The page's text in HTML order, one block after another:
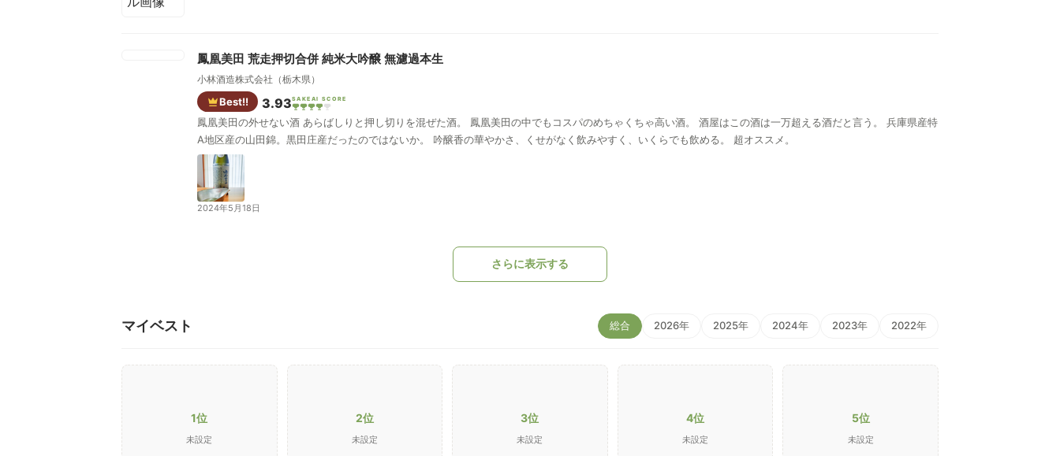
鳳凰美田 荒走押切合併 純米大吟醸 無濾過本生
小林酒造株式会社（栃木県）
Best!! 3.93SAKEAI SCORE
鳳凰美田の外せない酒 あらばしりと押し切りを混ぜた酒。 鳳凰美田の中でもコスパのめちゃくちゃ高い酒。 酒屋はこの酒は一万超える酒だと言う。 兵庫県産特
A地区産の山田錦。黒田庄産だったのではないか。 吟醸香の華やかさ、くせがなく飲みやすく、いくらでも飲める。 超オススメ。
2024年5月18日
さらに表示する
マイベスト 総合 2026年 2025年 2024年 2023年 2022年
1位
未設定
2位
未設定
3位
未設定
4位
未設定
5位
未設定